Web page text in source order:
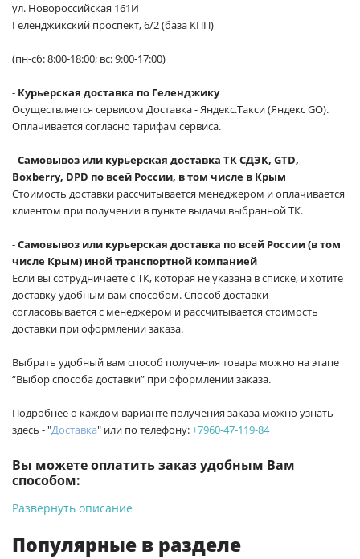
ул. Новороссийская 161И
Геленджикский проспект, 6/2 (база КПП)
(пн-сб: 8:00-18:00; вс: 9:00-17:00)
- Курьерская доставка по Геленджику
Осуществляется сервисом Доставка - Яндекс.Такси (Яндекс GO).
Оплачивается согласно тарифам сервиса.
-Самовывоз или курьерская доставка ТК СДЭК, GTD,
Boxberry, DPD по всей России, в том числе в Крым
Стоимость доставки рассчитывается менеджером и оплачивается
клиентом при получении в пункте выдачи выбранной ТК.
-Самовывоз или курьерская доставка по всей России (в том
числе Крым) иной транспортной компанией
Если вы сотрудничаете с ТК, которая не указана в списке, и хотите
доставку удобным вам способом. Способ доставки
согласовывается с менеджером и рассчитывается стоимость
доставки при оформлении заказа.
Выбрать удобный вам способ получения товара можно на этапе
“Выбор способа доставки” при оформлении заказа.
Подробнее о каждом варианте получения заказа можно узнать
здесь - "Доставка" или по телефону:+7960-47-119-84
Вы можете оплатить заказ удобным Вам
способом:
-Банковской картой на сайте ProffЭлектро. Данный вид
Развернуть описание
Популярные в разделе